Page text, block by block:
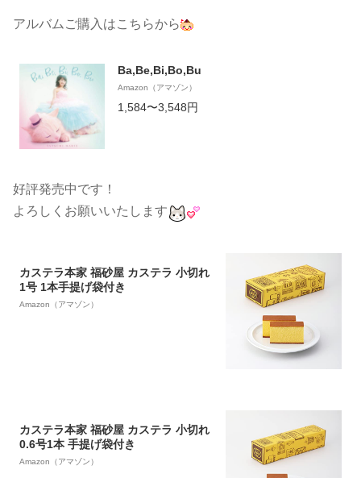
アルバムご購入はこちらから
Ba,Be,Bi,Bo,Bu
Amazon（アマゾン）
1,584〜3,548円
好評発売中です！
よろしくお願いいたします
カステラ本家 福砂屋 カステラ 小切れ
1号 1本手提げ袋付き
Amazon（アマゾン）
カステラ本家 福砂屋 カステラ 小切れ
0.6号1本 手提げ袋付き
Amazon（アマゾン）